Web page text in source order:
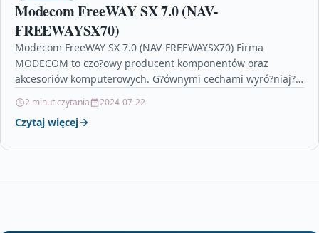
Modecom FreeWAY SX 7.0 (NAV-
FREEWAYSX70)
Modecom FreeWAY SX 7.0 (NAV-FREEWAYSX70) Firma
MODECOM to czo?owy producent komponentów oraz
akcesoriów komputerowych. G?ównymi cechami wyró?niaj?
doskona?a…
2 minut czytania 2024-07-22
Czytaj więcej